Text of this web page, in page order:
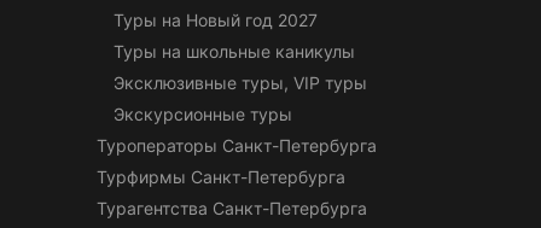
Туры на Новый год 2027
Туры на школьные каникулы
Эксклюзивные туры, VIP туры
Экскурсионные туры
Туроператоры Санкт-Петербурга
Турфирмы Санкт-Петербурга
Турагентства Санкт-Петербурга